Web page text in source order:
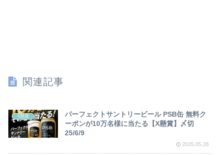
関連記事
X懸賞
パーフェクトサントリービール PSB缶 無料ク
ーポンが10万名様に当たる【X懸賞】〆切
25/6/9
2025.05.28